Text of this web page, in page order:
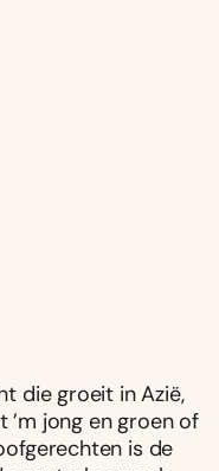
die groeit in Azië,
’m jong en groen of
is de